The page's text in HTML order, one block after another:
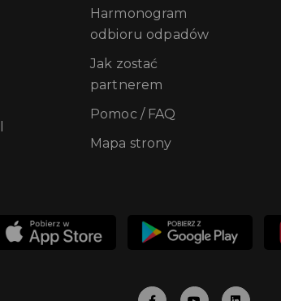
Harmonogram
odbioru odpadów
Jak zostać
partnerem
Pomoc / FAQ
Mapa strony